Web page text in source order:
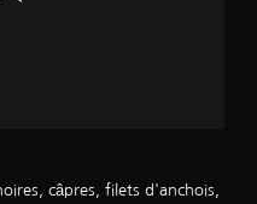
câpres, filets d'anchois,